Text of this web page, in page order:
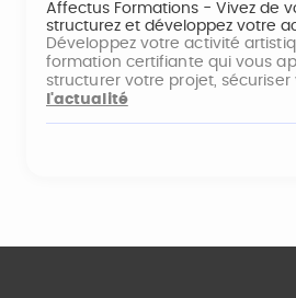
Affectus Formations - Vivez de
structurez et développez votre
Développez votre activité
formation certifiante qui vous
structurer votre projet,
l'actualité